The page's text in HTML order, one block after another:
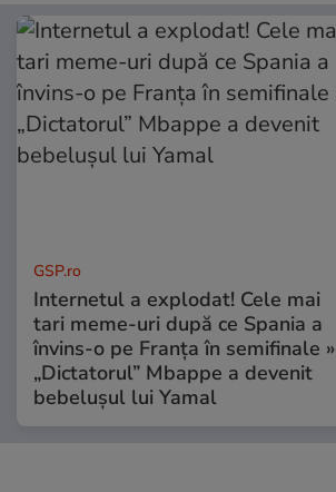
GSP.ro
Internetul a explodat! Cele mai
tari meme-uri după ce Spania a
învins-o pe Franța în semifinale »
„Dictatorul” Mbappe a devenit
bebelușul lui Yamal